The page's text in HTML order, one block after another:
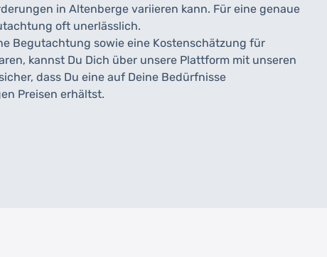
in Altenberge variieren kann. Für eine genaue
oft unerlässlich.
Begutachtung sowie eine Kostenschätzung für
kannst Du Dich über unsere Plattform mit unseren
dass Du eine auf Deine Bedürfnisse
Preisen erhältst.